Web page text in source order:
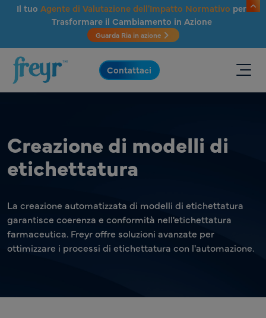
Salta al contenuto principale
Il tuo Agente di Valutazione dell'Impatto Normativo per
Trasformare il Cambiamento in Azione
Guarda Ria in azione
.
Contattaci
Creazione di modelli di
etichettatura
La creazione automatizzata di modelli di etichettatura
garantisce coerenza e conformità nell'etichettatura
farmaceutica. Freyr offre soluzioni avanzate per
ottimizzare i processi di etichettatura con l'automazione.